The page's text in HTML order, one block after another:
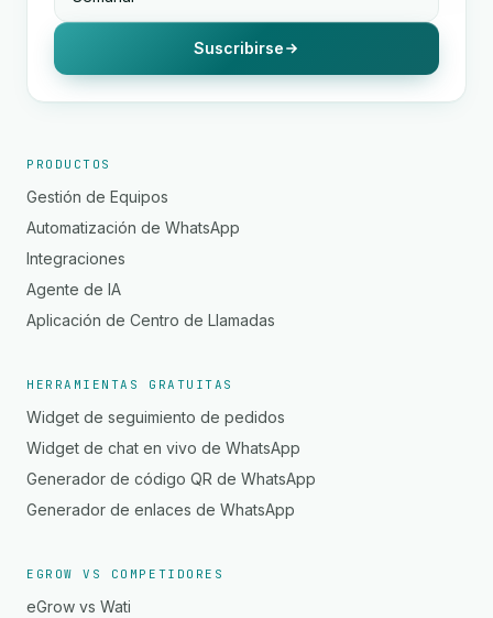
Suscribirse
PRODUCTOS
Gestión de Equipos
Automatización de WhatsApp
Integraciones
Agente de IA
Aplicación de Centro de Llamadas
HERRAMIENTAS GRATUITAS
Widget de seguimiento de pedidos
Widget de chat en vivo de WhatsApp
Generador de código QR de WhatsApp
Generador de enlaces de WhatsApp
EGROW VS COMPETIDORES
eGrow vs Wati